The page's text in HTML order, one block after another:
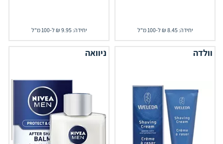
יחידה: 8.45 ₪ ל-100 מ"ל יחידה: 9.95 ₪ ל-100 מ"ל
וולדה ניוואה